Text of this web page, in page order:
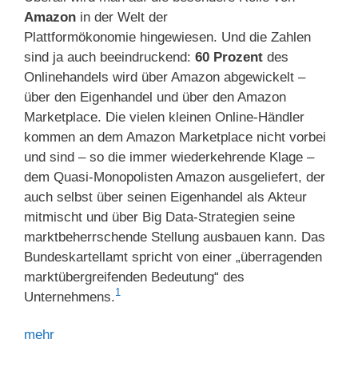
Amazon in der Welt der
Plattformökonomie hingewiesen. Und die Zahlen
sind ja auch beeindruckend: 60 Prozent des
Onlinehandels wird über Amazon abgewickelt –
über den Eigenhandel und über den Amazon
Marketplace. Die vielen kleinen Online-Händler
kommen an dem Amazon Marketplace nicht vorbei
und sind – so die immer wiederkehrende Klage –
dem Quasi-Monopolisten Amazon ausgeliefert, der
auch selbst über seinen Eigenhandel als Akteur
mitmischt und über Big Data-Strategien seine
marktbeherrschende Stellung ausbauen kann. Das
Bundeskartellamt spricht von einer „überragenden
marktübergreifenden Bedeutung“ des
Unternehmens.1
mehr